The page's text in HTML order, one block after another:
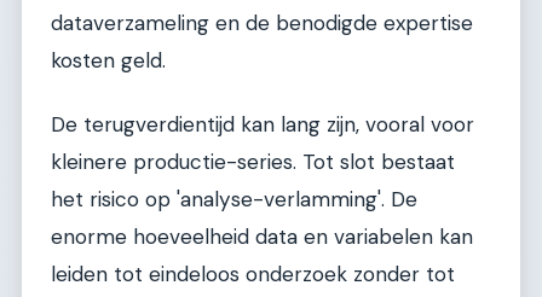
dataverzameling en de benodigde expertise
kosten geld.
De terugverdientijd kan lang zijn, vooral voor
kleinere productie-series. Tot slot bestaat
het risico op 'analyse-verlamming'. De
enorme hoeveelheid data en variabelen kan
leiden tot eindeloos onderzoek zonder tot